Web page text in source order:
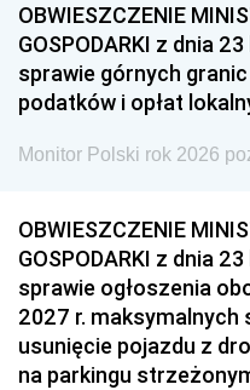
OBWIESZCZENIE
GOSPODARKI z dnia
sprawie górnych
podatków i opłat
Monitor Polski rok 2026
OBWIESZCZENIE
GOSPODARKI z dnia
sprawie ogłoszenia
2027 r. maksymalnych
usunięcie pojazdu z
na parkingu